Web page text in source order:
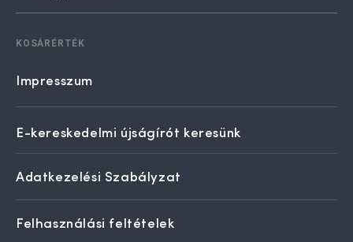
KOSÁRÉRTÉK
Impresszum
E-kereskedelmi újságírót keresünk
Adatkezelési Szabályzat
Felhasználási feltételek